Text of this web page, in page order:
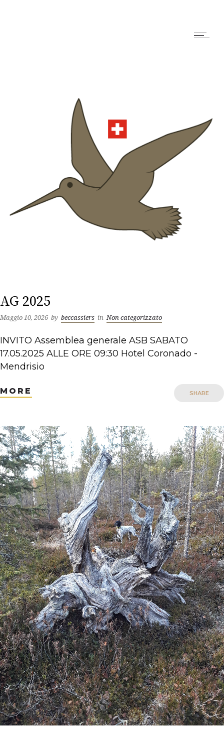
AG 2025
Maggio 10, 2026 by beccassiers in Non categorizzato
INVITO Assemblea generale ASB SABATO
17.05.2025 ALLE ORE 09:30 Hotel Coronado -
Mendrisio
MORE SHARE